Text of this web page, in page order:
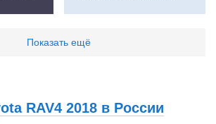
Показать ещё
RAV4 2018 в России